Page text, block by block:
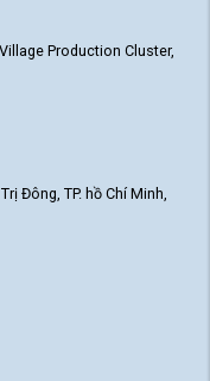
Production Cluster,
Đông, TP. hồ Chí Minh,